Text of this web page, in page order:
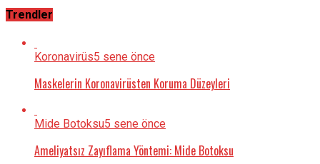
Trendler
Koronavirüs5 sene önce
Maskelerin Koronavirüsten Koruma Düzeyleri
Mide Botoksu5 sene önce
Ameliyatsız Zayıflama Yöntemi: Mide Botoksu